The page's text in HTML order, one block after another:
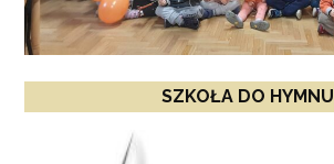
SZKOŁA DO HYMNU